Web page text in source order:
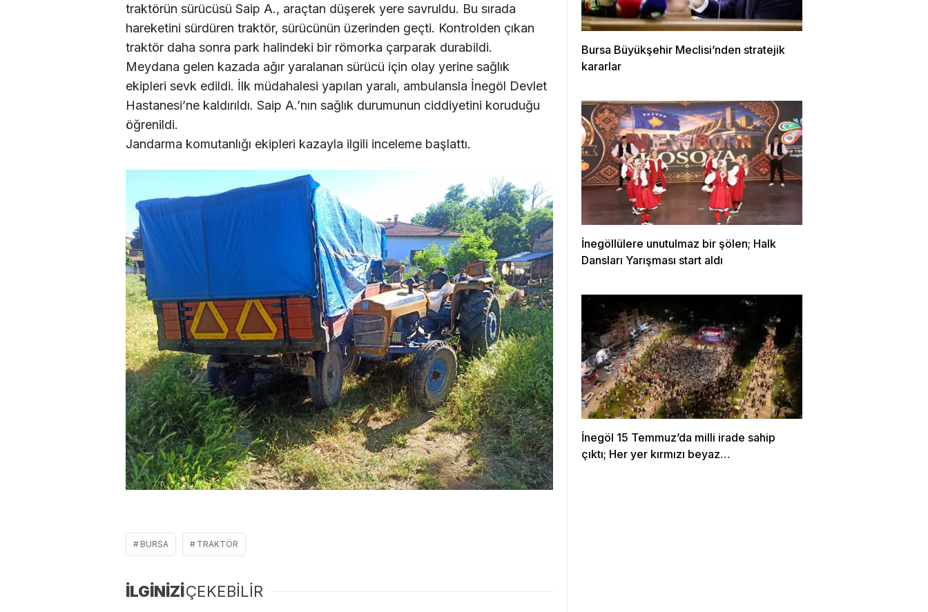
traktörün sürücüsü Saip A., araçtan düşerek yere savruldu. Bu sırada
hareketini sürdüren traktör, sürücünün üzerinden geçti. Kontrolden çıkan
traktör daha sonra park halindeki bir römorka çarparak durabildi.
Meydana gelen kazada ağır yaralanan sürücü için olay yerine sağlık
ekipleri sevk edildi. İlk müdahalesi yapılan yaralı, ambulansla İnegöl Devlet
Hastanesi’ne kaldırıldı. Saip A.’nın sağlık durumunun ciddiyetini koruduğu
öğrenildi.
Jandarma komutanlığı ekipleri kazayla ilgili inceleme başlattı.
BURSA TRAKTÖR
İLGİNİZİÇEKEBİLİR
Bursa Büyükşehir Meclisi’nden stratejik
kararlar
İnegöllülere unutulmaz bir şölen; Halk
Dansları Yarışması start aldı
İnegöl 15 Temmuz’da milli irade sahip
çıktı; Her yer kırmızı beyaz…